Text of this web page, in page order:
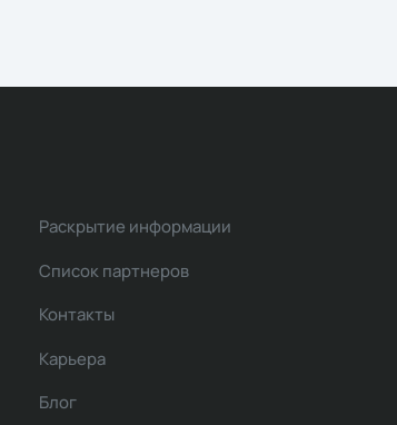
Раскрытие информации
Список партнеров
Контакты
Карьера
Блог